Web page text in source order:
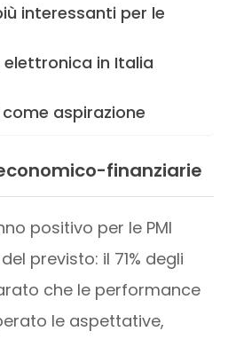
interessanti per le
in Italia
aspirazione
finanziarie
positivo per le PMI
previsto: il 71% degli
che le performance
le aspettative,